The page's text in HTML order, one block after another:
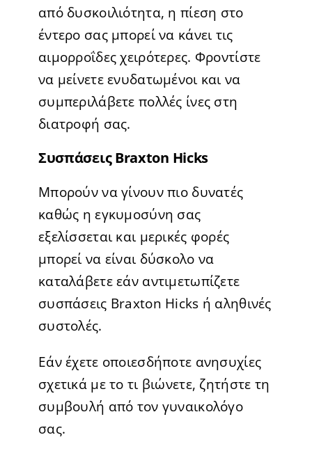
από δυσκοιλιότητα, η πίεση στο
έντερο σας μπορεί να κάνει τις
αιμορροΐδες χειρότερες. Φροντίστε
να μείνετε ενυδατωμένοι και να
συμπεριλάβετε πολλές ίνες στη
διατροφή σας.
Συσπάσεις Braxton Hicks
Μπορούν να γίνουν πιο δυνατές
καθώς η εγκυμοσύνη σας
εξελίσσεται και μερικές φορές
μπορεί να είναι δύσκολο να
καταλάβετε εάν αντιμετωπίζετε
συσπάσεις Braxton Hicks ή αληθινές
συστολές.
Εάν έχετε οποιεσδήποτε ανησυχίες
σχετικά με το τι βιώνετε, ζητήστε τη
συμβουλή από τον γυναικολόγο
σας.